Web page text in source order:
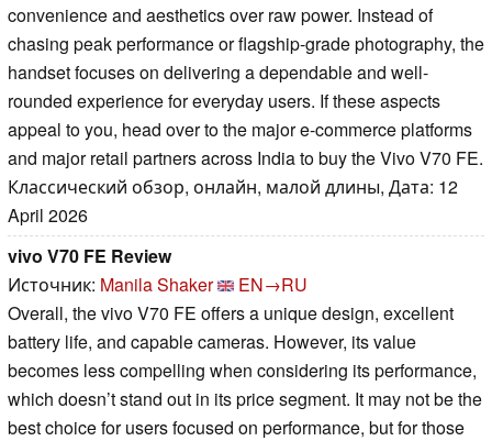
convenience and aesthetics over raw power. Instead of
chasing peak performance or flagship-grade photography, the
handset focuses on delivering a dependable and well-
rounded experience for everyday users. If these aspects
appeal to you, head over to the major e-commerce platforms
and major retail partners across India to buy the Vivo V70 FE.
Классический обзор, онлайн, малой длины, Дата: 12
April 2026
vivo V70 FE Review
Источник: Manila Shaker
EN→RU
Overall, the vivo V70 FE offers a unique design, excellent
battery life, and capable cameras. However, its value
becomes less compelling when considering its performance,
which doesn’t stand out in its price segment. It may not be the
best choice for users focused on performance, but for those